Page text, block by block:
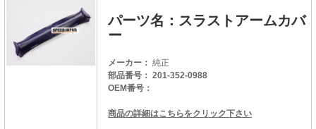
パーツ名：スラストアームカバ
ー
メーカー： 純正
部品番号： 201-352-0988
OEM番号：
商品の詳細はこちらをクリック下さい